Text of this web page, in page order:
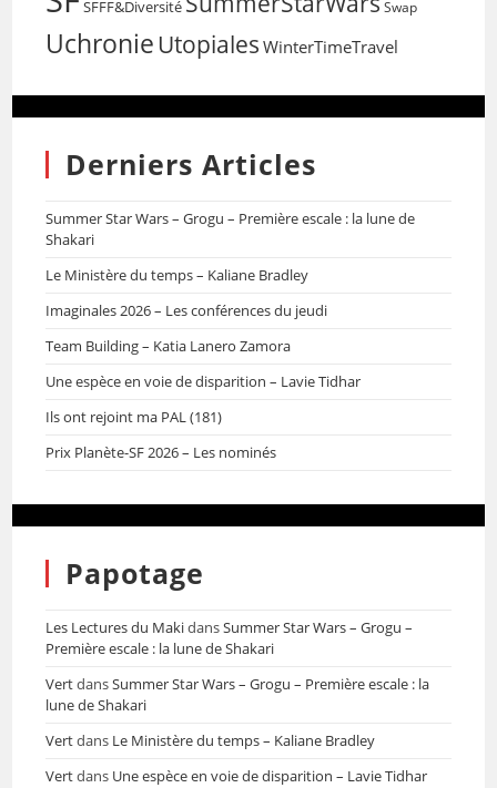
SFFF&Diversité Swap
Uchronie Utopiales WinterTimeTravel
Derniers Articles
Summer Star Wars – Grogu – Première escale : la lune de
Shakari
Le Ministère du temps – Kaliane Bradley
Imaginales 2026 – Les conférences du jeudi
Team Building – Katia Lanero Zamora
Une espèce en voie de disparition – Lavie Tidhar
Ils ont rejoint ma PAL (181)
Prix Planète-SF 2026 – Les nominés
Papotage
Les Lectures du MakidansSummer Star Wars – Grogu –
Première escale : la lune de Shakari
VertdansSummer Star Wars – Grogu – Première escale : la
lune de Shakari
Vertdans Le Ministère du temps – Kaliane Bradley
Vertdans Une espèce en voie de disparition – Lavie Tidhar